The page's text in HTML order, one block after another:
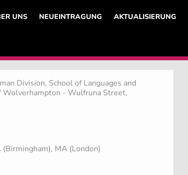
UNS NEUEINTRAGUNG AKTUALISIERUNG
Division, School of Languages and
Wolverhampton - Wulfruna Street,
(Birmingham), MA (London)